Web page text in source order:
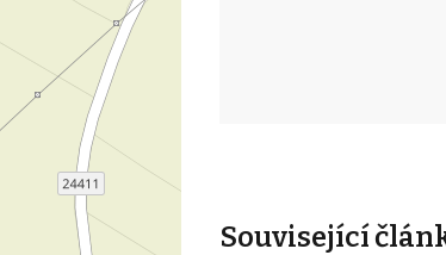
Související